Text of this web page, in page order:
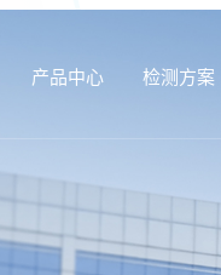
产品中心 检测方案